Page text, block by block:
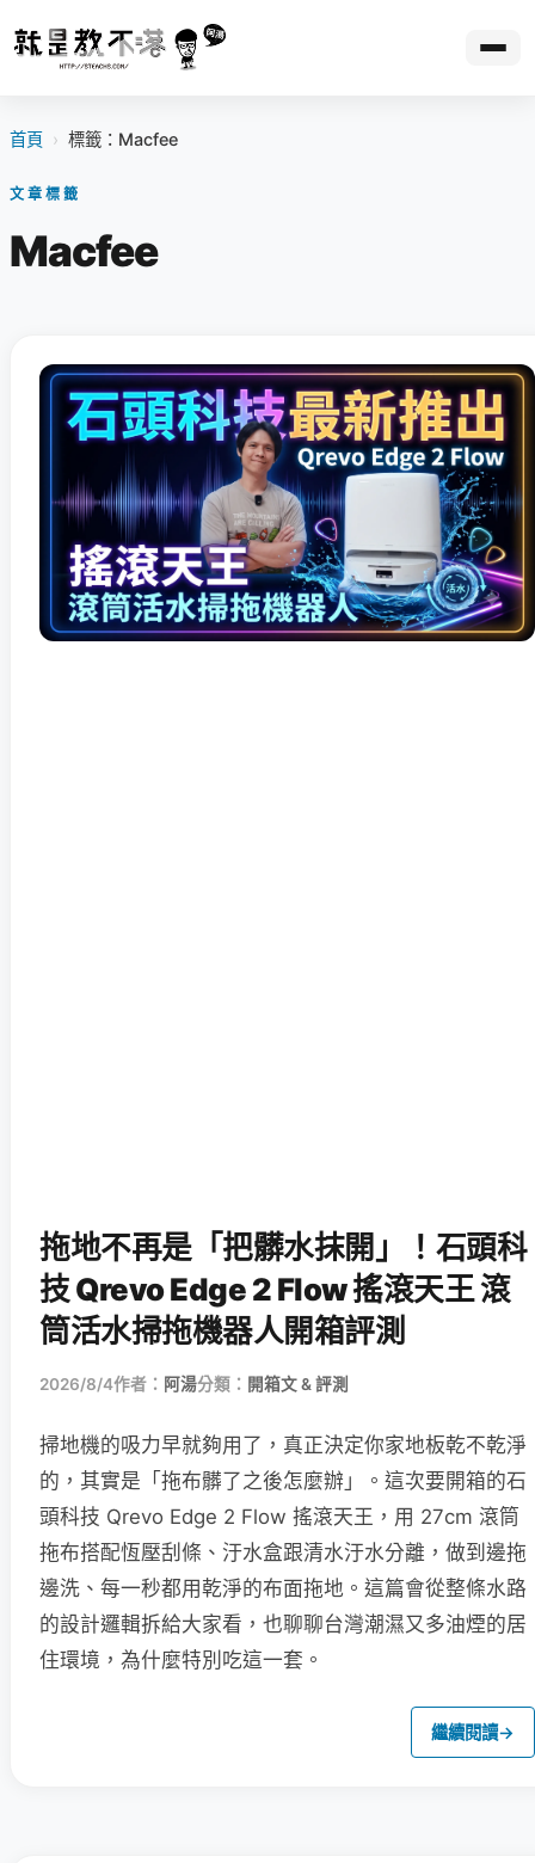
首頁 › 標籤：Macfee
文章標籤
Macfee
拖地不再是「把髒水抹開」！石頭科
技 Qrevo Edge 2 Flow 搖滾天王 滾
筒活水掃拖機器人開箱評測
2026/8/4作者： 阿湯分類： 開箱文 & 評測
掃地機的吸力早就夠用了，真正決定你家地板乾不乾淨
的，其實是「拖布髒了之後怎麼辦」。這次要開箱的石
頭科技 Qrevo Edge 2 Flow 搖滾天王，用 27cm 滾筒
拖布搭配恆壓刮條、汙水盒跟清水汙水分離，做到邊拖
邊洗、每一秒都用乾淨的布面拖地。這篇會從整條水路
的設計邏輯拆給大家看，也聊聊台灣潮濕又多油煙的居
住環境，為什麼特別吃這一套。
繼續閱讀→